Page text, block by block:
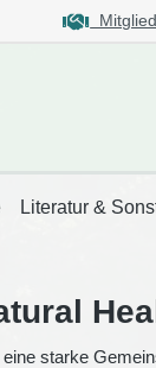
Literatur &
starke